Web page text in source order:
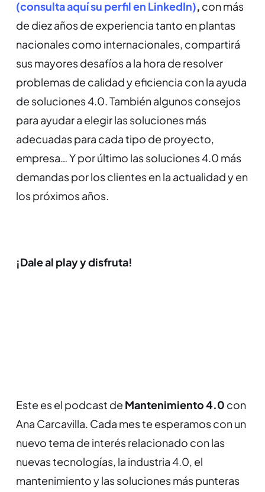
(consulta aquí su perfil en LinkedIn), con más
de diez años de experiencia tanto en plantas
nacionales como internacionales, compartirá
sus mayores desafíos a la hora de resolver
problemas de calidad y eficiencia con la ayuda
de soluciones 4.0. También algunos consejos
para ayudar a elegir las soluciones más
adecuadas para cada tipo de proyecto,
empresa… Y por último las soluciones 4.0 más
demandas por los clientes en la actualidad y en
los próximos años.
¡Dale al play y disfruta!
Este es el podcast de Mantenimiento 4.0 con
Ana Carcavilla. Cada mes te esperamos con un
nuevo tema de interés relacionado con las
nuevas tecnologías, la industria 4.0, el
mantenimiento y las soluciones más punteras